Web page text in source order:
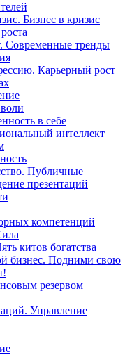
Бизнес в кризис
Современные тренды
Карьерный рост
в себе
интеллект
Публичные
презентаций
компетенций
китов богатства
бизнес. Подними свою
резервом
Управление